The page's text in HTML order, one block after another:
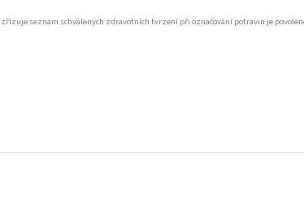
zřizuje seznam schválených zdravotních tvrzení při označování potravin je